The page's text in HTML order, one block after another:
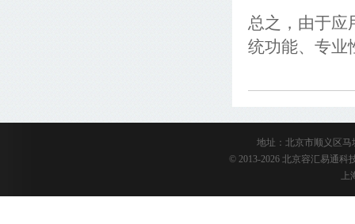
总之，由于应
统功能、专业
地址：北京市顺义区马
© 2013-2026 北京容汇易通